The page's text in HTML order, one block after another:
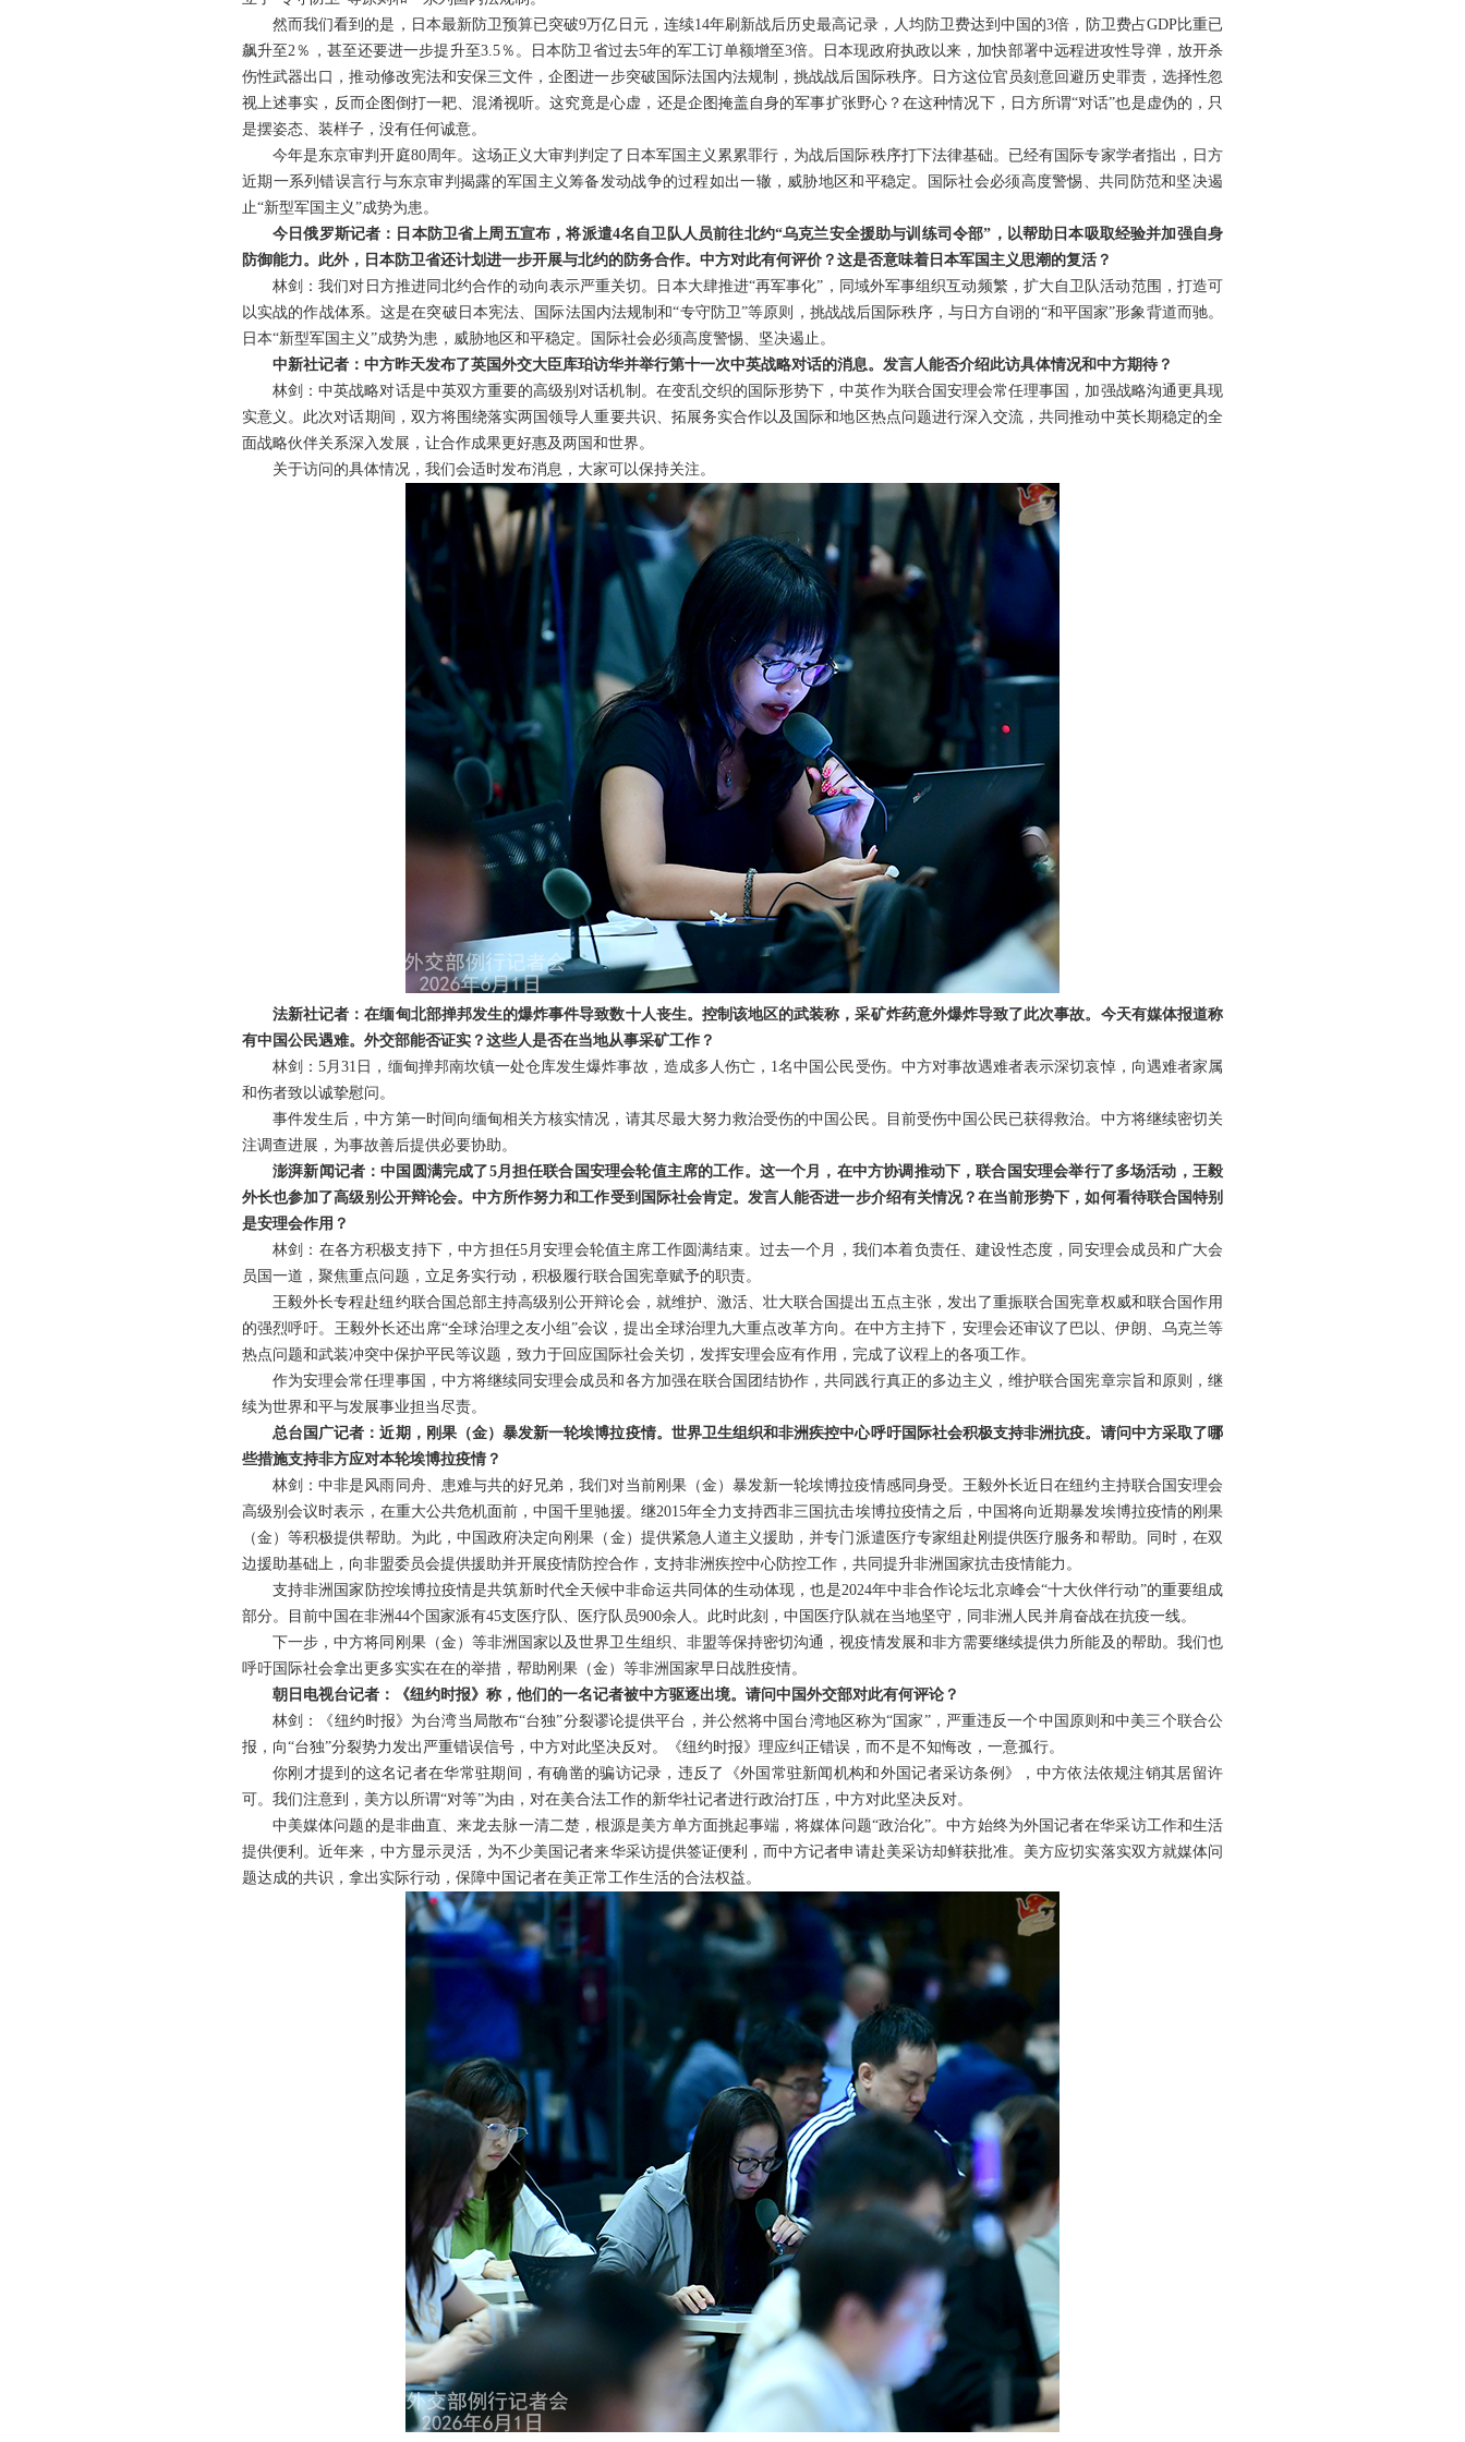
然而我们看到的是，日本最新防卫预算已突破9万亿日元，连续14年刷新战后历史最高记录，人均防卫费达到中国的3倍，防卫费占GDP比重已
飙升至2％，甚至还要进一步提升至3.5％。日本防卫省过去5年的军工订单额增至3倍。日本现政府执政以来，加快部署中远程进攻性导弹，放开杀
伤性武器出口，推动修改宪法和安保三文件，企图进一步突破国际法国内法规制，挑战战后国际秩序。日方这位官员刻意回避历史罪责，选择性忽
视上述事实，反而企图倒打一耙、混淆视听。这究竟是心虚，还是企图掩盖自身的军事扩张野心？在这种情况下，日方所谓“对话”也是虚伪的，只
是摆姿态、装样子，没有任何诚意。
今年是东京审判开庭80周年。这场正义大审判判定了日本军国主义累累罪行，为战后国际秩序打下法律基础。已经有国际专家学者指出，日方
近期一系列错误言行与东京审判揭露的军国主义筹备发动战争的过程如出一辙，威胁地区和平稳定。国际社会必须高度警惕、共同防范和坚决遏
止“新型军国主义”成势为患。
今日俄罗斯记者：日本防卫省上周五宣布，将派遣4名自卫队人员前往北约“乌克兰安全援助与训练司令部”，以帮助日本吸取经验并加强自身
防御能力。此外，日本防卫省还计划进一步开展与北约的防务合作。中方对此有何评价？这是否意味着日本军国主义思潮的复活？
林剑：我们对日方推进同北约合作的动向表示严重关切。日本大肆推进“再军事化”，同域外军事组织互动频繁，扩大自卫队活动范围，打造可
以实战的作战体系。这是在突破日本宪法、国际法国内法规制和“专守防卫”等原则，挑战战后国际秩序，与日方自诩的“和平国家”形象背道而驰。
日本“新型军国主义”成势为患，威胁地区和平稳定。国际社会必须高度警惕、坚决遏止。
中新社记者：中方昨天发布了英国外交大臣库珀访华并举行第十一次中英战略对话的消息。发言人能否介绍此访具体情况和中方期待？
林剑：中英战略对话是中英双方重要的高级别对话机制。在变乱交织的国际形势下，中英作为联合国安理会常任理事国，加强战略沟通更具现
实意义。此次对话期间，双方将围绕落实两国领导人重要共识、拓展务实合作以及国际和地区热点问题进行深入交流，共同推动中英长期稳定的全
面战略伙伴关系深入发展，让合作成果更好惠及两国和世界。
关于访问的具体情况，我们会适时发布消息，大家可以保持关注。
法新社记者：在缅甸北部掸邦发生的爆炸事件导致数十人丧生。控制该地区的武装称，采矿炸药意外爆炸导致了此次事故。今天有媒体报道称
有中国公民遇难。外交部能否证实？这些人是否在当地从事采矿工作？
林剑：5月31日，缅甸掸邦南坎镇一处仓库发生爆炸事故，造成多人伤亡，1名中国公民受伤。中方对事故遇难者表示深切哀悼，向遇难者家属
和伤者致以诚挚慰问。
事件发生后，中方第一时间向缅甸相关方核实情况，请其尽最大努力救治受伤的中国公民。目前受伤中国公民已获得救治。中方将继续密切关
注调查进展，为事故善后提供必要协助。
澎湃新闻记者：中国圆满完成了5月担任联合国安理会轮值主席的工作。这一个月，在中方协调推动下，联合国安理会举行了多场活动，王毅
外长也参加了高级别公开辩论会。中方所作努力和工作受到国际社会肯定。发言人能否进一步介绍有关情况？在当前形势下，如何看待联合国特别
是安理会作用？
林剑：在各方积极支持下，中方担任5月安理会轮值主席工作圆满结束。过去一个月，我们本着负责任、建设性态度，同安理会成员和广大会
员国一道，聚焦重点问题，立足务实行动，积极履行联合国宪章赋予的职责。
王毅外长专程赴纽约联合国总部主持高级别公开辩论会，就维护、激活、壮大联合国提出五点主张，发出了重振联合国宪章权威和联合国作用
的强烈呼吁。王毅外长还出席“全球治理之友小组”会议，提出全球治理九大重点改革方向。在中方主持下，安理会还审议了巴以、伊朗、乌克兰等
热点问题和武装冲突中保护平民等议题，致力于回应国际社会关切，发挥安理会应有作用，完成了议程上的各项工作。
作为安理会常任理事国，中方将继续同安理会成员和各方加强在联合国团结协作，共同践行真正的多边主义，维护联合国宪章宗旨和原则，继
续为世界和平与发展事业担当尽责。
总台国广记者：近期，刚果（金）暴发新一轮埃博拉疫情。世界卫生组织和非洲疾控中心呼吁国际社会积极支持非洲抗疫。请问中方采取了哪
些措施支持非方应对本轮埃博拉疫情？
林剑：中非是风雨同舟、患难与共的好兄弟，我们对当前刚果（金）暴发新一轮埃博拉疫情感同身受。王毅外长近日在纽约主持联合国安理会
高级别会议时表示，在重大公共危机面前，中国千里驰援。继2015年全力支持西非三国抗击埃博拉疫情之后，中国将向近期暴发埃博拉疫情的刚果
（金）等积极提供帮助。为此，中国政府决定向刚果（金）提供紧急人道主义援助，并专门派遣医疗专家组赴刚提供医疗服务和帮助。同时，在双
边援助基础上，向非盟委员会提供援助并开展疫情防控合作，支持非洲疾控中心防控工作，共同提升非洲国家抗击疫情能力。
支持非洲国家防控埃博拉疫情是共筑新时代全天候中非命运共同体的生动体现，也是2024年中非合作论坛北京峰会“十大伙伴行动”的重要组成
部分。目前中国在非洲44个国家派有45支医疗队、医疗队员900余人。此时此刻，中国医疗队就在当地坚守，同非洲人民并肩奋战在抗疫一线。
下一步，中方将同刚果（金）等非洲国家以及世界卫生组织、非盟等保持密切沟通，视疫情发展和非方需要继续提供力所能及的帮助。我们也
呼吁国际社会拿出更多实实在在的举措，帮助刚果（金）等非洲国家早日战胜疫情。
朝日电视台记者：《纽约时报》称，他们的一名记者被中方驱逐出境。请问中国外交部对此有何评论？
林剑：《纽约时报》为台湾当局散布“台独”分裂谬论提供平台，并公然将中国台湾地区称为“国家”，严重违反一个中国原则和中美三个联合公
报，向“台独”分裂势力发出严重错误信号，中方对此坚决反对。《纽约时报》理应纠正错误，而不是不知悔改，一意孤行。
你刚才提到的这名记者在华常驻期间，有确凿的骗访记录，违反了《外国常驻新闻机构和外国记者采访条例》，中方依法依规注销其居留许
可。我们注意到，美方以所谓“对等”为由，对在美合法工作的新华社记者进行政治打压，中方对此坚决反对。
中美媒体问题的是非曲直、来龙去脉一清二楚，根源是美方单方面挑起事端，将媒体问题“政治化”。中方始终为外国记者在华采访工作和生活
提供便利。近年来，中方显示灵活，为不少美国记者来华采访提供签证便利，而中方记者申请赴美采访却鲜获批准。美方应切实落实双方就媒体问
题达成的共识，拿出实际行动，保障中国记者在美正常工作生活的合法权益。